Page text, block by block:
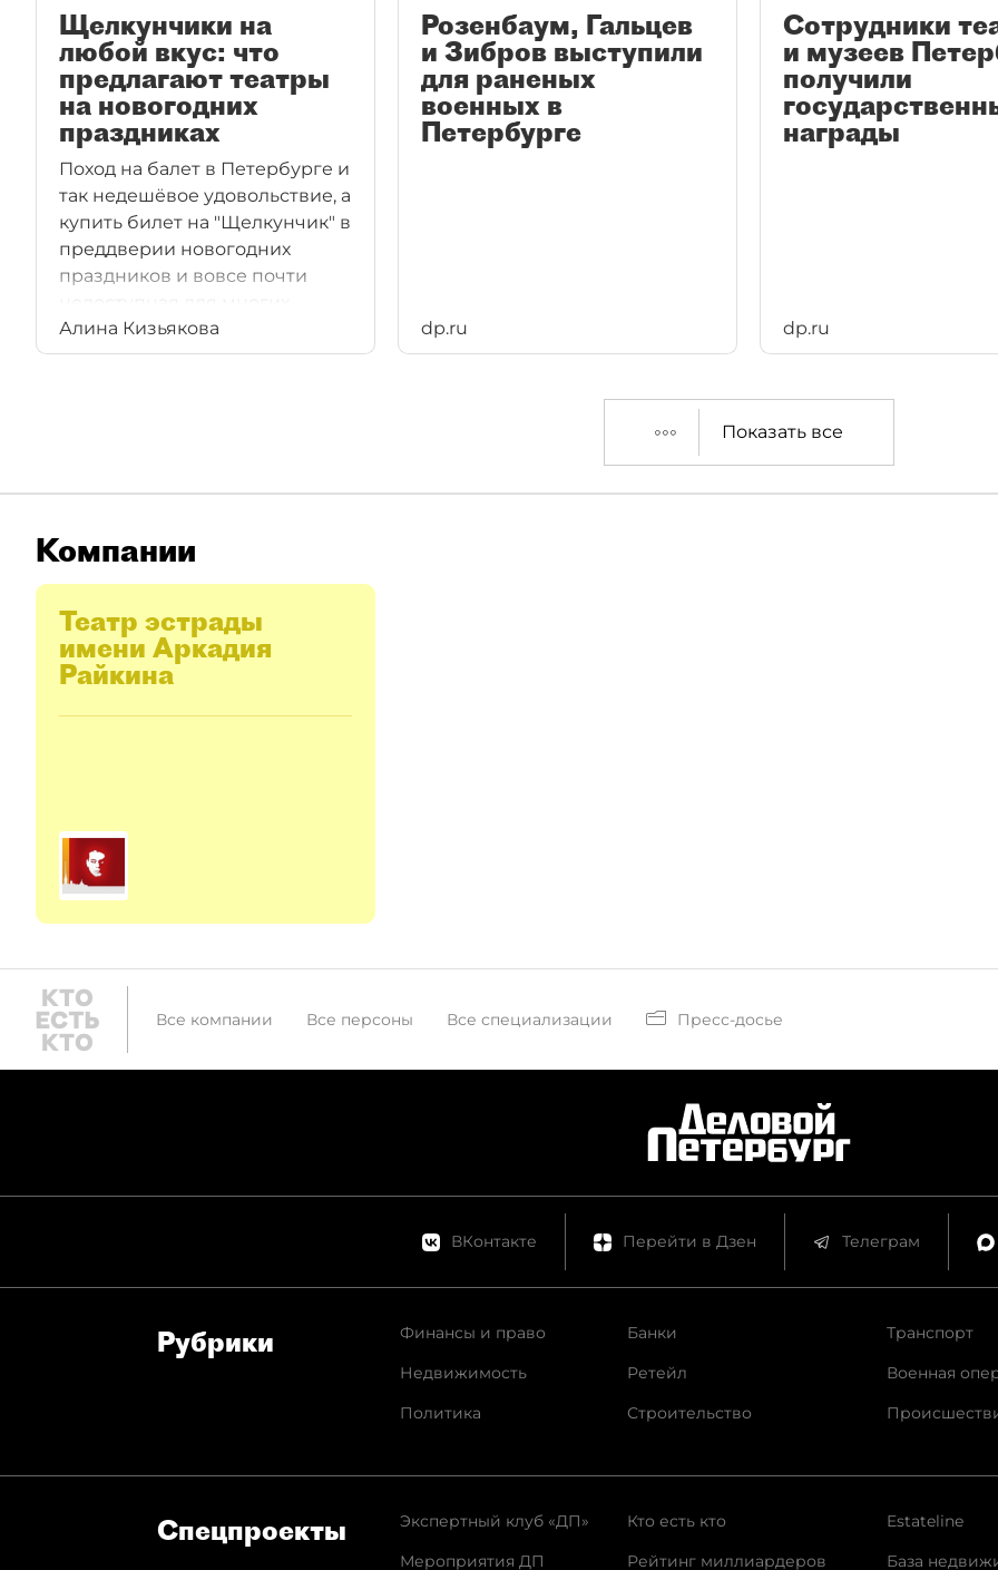
Щелкунчики на
любой вкус: что
предлагают театры
на новогодних
праздниках
Поход на балет в Петербурге и
так недешёвое удовольствие, а
купить билет на "Щелкунчик" в
преддверии новогодних
праздников и вовсе почти
роскошь. "ДП" узнал у
петербургских театров,
праздниках и какие
декабря.
Алина Кизьякова
Розенбаум, Гальцев
и Зибров выступили
для раненых
военных в
Петербурге
dp.ru
Сотрудники
и музеев
получили
награды
dp.ru
Показать все
Компании
Театр эстрады
имени Аркадия
Райкина
Все компании Все персоны Все специализации Пресс-досье
ВКонтакте Перейти в Дзен Телеграм
Рубрики
Финансы и право
Недвижимость
Политика
Банки
Ретейл
Строительство
Транспорт
Военная
Спец­проекты
Экспертный клуб «ДП»
Мероприятия ДП
Кто есть кто
Рейтинг миллиардеров
Estateline
База